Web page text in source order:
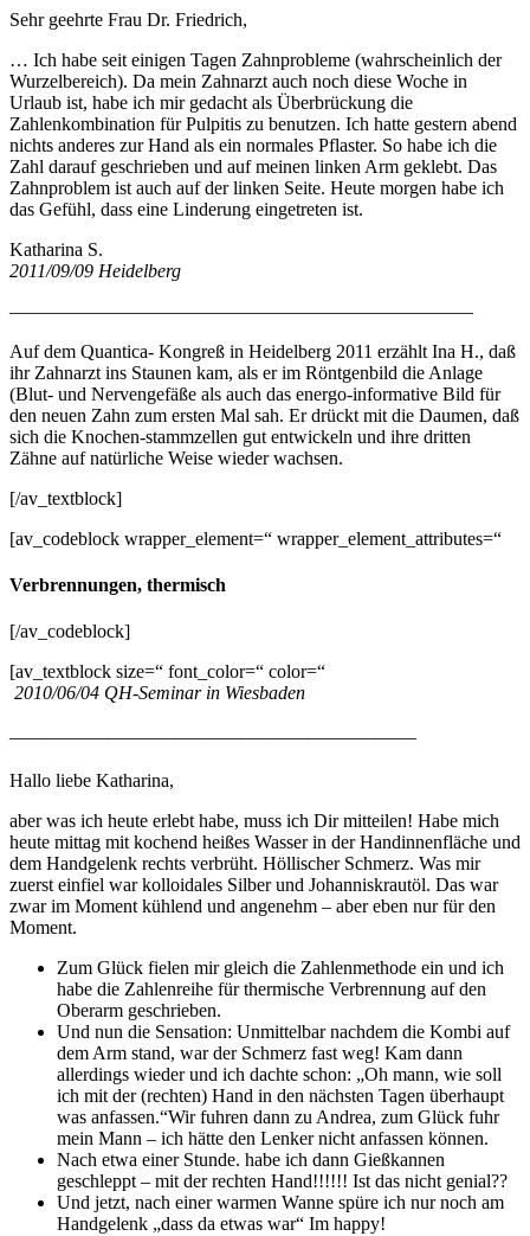
Sehr geehrte Frau Dr. Friedrich,
… Ich habe seit einigen Tagen Zahnprobleme (wahrscheinlich der
Wurzelbereich). Da mein Zahnarzt auch noch diese Woche in
Urlaub ist, habe ich mir gedacht als Überbrückung die
Zahlenkombination für Pulpitis zu benutzen. Ich hatte gestern abend
nichts anderes zur Hand als ein normales Pflaster. So habe ich die
Zahl darauf geschrieben und auf meinen linken Arm geklebt. Das
Zahnproblem ist auch auf der linken Seite. Heute morgen habe ich
das Gefühl, dass eine Linderung eingetreten ist.
Katharina S.
2011/09/09 Heidelberg
————————————————————————–
Auf dem Quantica- Kongreß in Heidelberg 2011 erzählt Ina H., daß
ihr Zahnarzt ins Staunen kam, als er im Röntgenbild die Anlage
(Blut- und Nervengefäße als auch das energo-informative Bild für
den neuen Zahn zum ersten Mal sah. Er drückt mit die Daumen, daß
sich die Knochen-stammzellen gut entwickeln und ihre dritten
Zähne auf natürliche Weise wieder wachsen.
[/av_textblock]
[av_codeblock wrapper_element=“ wrapper_element_attributes=“
Verbrennungen, thermisch
[/av_codeblock]
[av_textblock size=“ font_color=“ color=“
2010/06/04 QH-Seminar in Wiesbaden
————————————————————————–
Hallo liebe Katharina,
aber was ich heute erlebt habe, muss ich Dir mitteilen! Habe mich
heute mittag mit kochend heißes Wasser in der Handinnenfläche und
dem Handgelenk rechts verbrüht. Höllischer Schmerz. Was mir
zuerst einfiel war kolloidales Silber und Johanniskrautöl. Das war
zwar im Moment kühlend und angenehm – aber eben nur für den
Moment.
Zum Glück fielen mir gleich die Zahlenmethode ein und ich
habe die Zahlenreihe für thermische Verbrennung auf den
Oberarm geschrieben.
Und nun die Sensation: Unmittelbar nachdem die Kombi auf
dem Arm stand, war der Schmerz fast weg! Kam dann
allerdings wieder und ich dachte schon: „Oh mann, wie soll
ich mit der (rechten) Hand in den nächsten Tagen überhaupt
was anfassen.“Wir fuhren dann zu Andrea, zum Glück fuhr
mein Mann – ich hätte den Lenker nicht anfassen können.
Nach etwa einer Stunde. habe ich dann Gießkannen
geschleppt – mit der rechten Hand!!!!!! Ist das nicht genial??
Und jetzt, nach einer warmen Wanne spüre ich nur noch am
Handgelenk „dass da etwas war“ Im happy!